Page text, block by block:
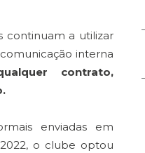
continuam a utilizar
interna
contrato,
enviadas em
o clube optou